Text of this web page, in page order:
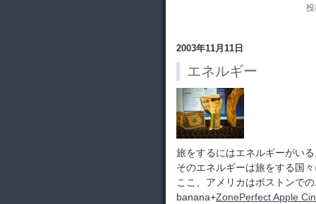
2003年11月11日
エネルギー
旅をするにはエネルギーがい
そのエネルギーは旅をする国
ここ、アメリカはボストンで
banana+ZonePerfect Apple